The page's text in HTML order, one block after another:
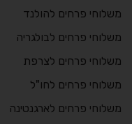
משלוחי פרחים להולנד
משלוחי פרחים לבולגריה
משלוחי פרחים לצרפת
משלוחי פרחים לחו"ל
משלוחי פרחים לארגנטינה